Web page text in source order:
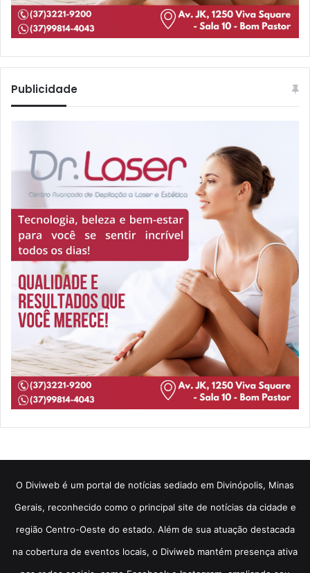
Publicidade
​O Diviweb é um portal de notícias sediado em Divinópolis, Minas
Gerais, reconhecido como o principal site de notícias da cidade e
região Centro-Oeste do estado. Além de sua atuação destacada
na cobertura de eventos locais, o Diviweb mantém presença ativa